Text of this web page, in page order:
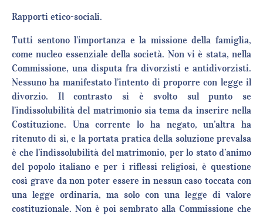
Rapporti etico-sociali.
Tutti sentono l’importanza e la missione della famiglia,
come nucleo essenziale della società. Non vi è stata, nella
Commissione, una disputa fra divorzisti e antidivorzisti.
Nessuno ha manifestato l’intento di proporre con legge il
divorzio. Il contrasto si è svolto sul punto se
l’indissolubilità del matrimonio sia tema da inserire nella
Costituzione. Una corrente lo ha negato, un’altra ha
ritenuto di sì, e la portata pratica della soluzione prevalsa
è che l’indissolubilità del matrimonio, per lo stato d’animo
del popolo italiano e per i riflessi religiosi, è questione
così grave da non poter essere in nessun caso toccata con
una legge ordinaria, ma solo con una legge di valore
costituzionale. Non è poi sembrato alla Commissione che